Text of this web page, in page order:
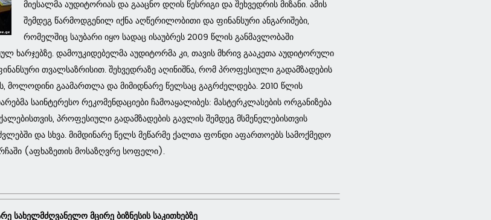
მიესალმა აუდიტორიას და გააცნო დღის წესრიგი და შეხვედრის მიზანი. ამის
შემდეგ წარმოდგენილ იქნა აღწერილობითი და ფინანსური ანგარიშები,
რომელშიც საუბარი იყო სადაც ისაუბრეს 2009 წლის განმავლობაში
ხარჯებზე. დამოუკიდებელმა აუდიტორმა კი, თავის მხრივ გააკეთა აუდიტორული
თვალსაზრისით. შეხვედრაზე აღინიშნა, რომ პროფესიული გადამზადების
მოლოდინი გაამართლა და მიმიდნარე წელსაც გაგრძელდება. 2010 წლის
საინტერესო რეკომენდაციები ჩამოაყალიბეს: მასტერკლასების ორგანიზება
პროფესიული გადამზადების გავლის შემდეგ მსმენელებისთვის
და სხვა. მიმდინარე წელს მეწარმე ქალთა ფონდი აფართოებს სამოქმედო
(აფხაზეთის მოსაზღვრე სოფელი).
სახელმძღვანელო მცირე ბიზნესის საკითხებზე